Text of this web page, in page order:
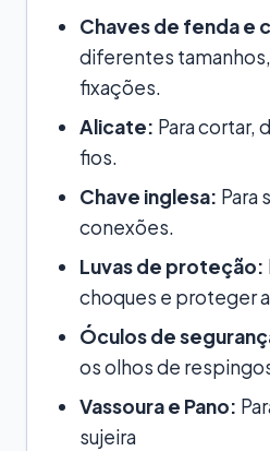
Chaves de fenda e
diferentes
fixações.
Alicate: Para cortar,
fios.
Chave inglesa: Para
conexões.
Luvas de proteção:
choques e proteger
Óculos de
os olhos de
Vassoura e Pano:
sujeira